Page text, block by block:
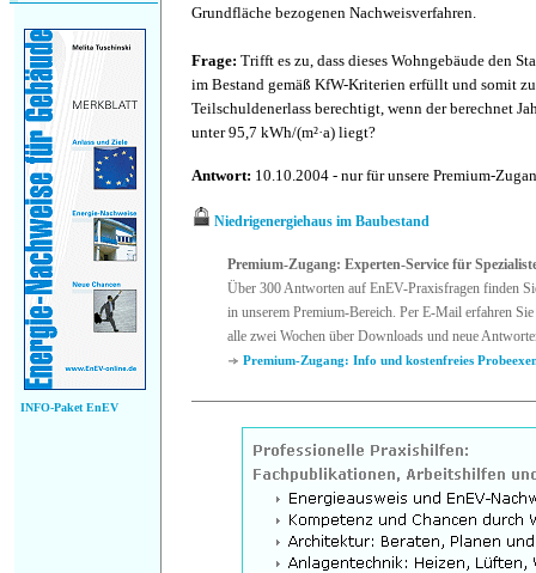
INFO-Paket EnEV
Grundfläche bezogenen Nachweisverfahren.
Frage: Trifft es zu, dass dieses Wohngebäude den
im Bestand gemäß KfW-Kriterien erfüllt und somit
Teilschuldenerlass berechtigt, wenn der berechnet
unter 95,7 kWh/(m²·a) liegt?
Antwort: 10.10.2004 - nur für unsere Premium-
Niedrigenergiehaus im Baubestand
Premium-Zugang: Experten-Service für
Über 300 Antworten auf EnEV-Praxisfragen finden
in unserem Premium-Bereich. Per E-Mail erfahren Sie
alle zwei Wochen über Downloads und neue
Premium-Zugang: Info und kostenfreies